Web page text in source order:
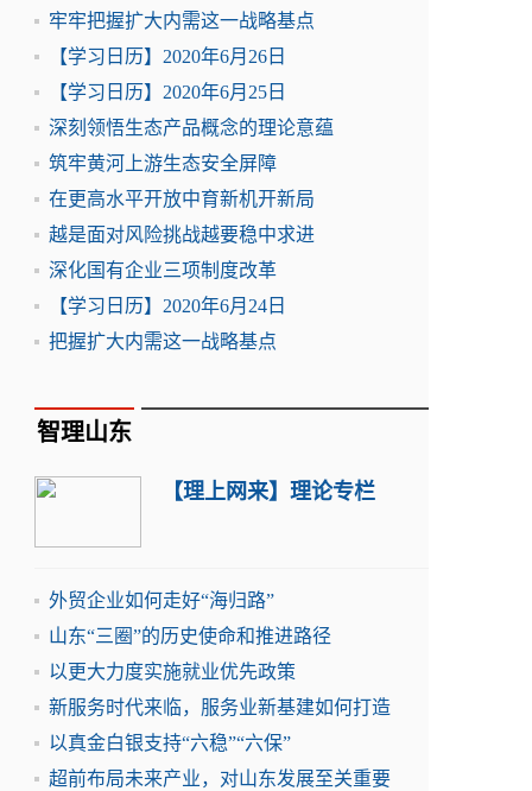
牢牢把握扩大内需这一战略基点
【学习日历】2020年6月26日
【学习日历】2020年6月25日
深刻领悟生态产品概念的理论意蕴
筑牢黄河上游生态安全屏障
在更高水平开放中育新机开新局
越是面对风险挑战越要稳中求进
深化国有企业三项制度改革
【学习日历】2020年6月24日
把握扩大内需这一战略基点
智理山东
【理上网来】理论专栏
外贸企业如何走好“海归路”
山东“三圈”的历史使命和推进路径
以更大力度实施就业优先政策
新服务时代来临，服务业新基建如何打造
以真金白银支持“六稳”“六保”
超前布局未来产业，对山东发展至关重要